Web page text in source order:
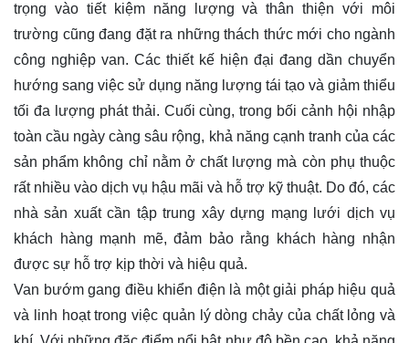
trọng vào tiết kiệm năng lượng và thân thiện với môi
trường cũng đang đặt ra những thách thức mới cho ngành
công nghiệp van. Các thiết kế hiện đại đang dần chuyển
hướng sang việc sử dụng năng lượng tái tạo và giảm thiểu
tối đa lượng phát thải. Cuối cùng, trong bối cảnh hội nhập
toàn cầu ngày càng sâu rộng, khả năng cạnh tranh của các
sản phẩm không chỉ nằm ở chất lượng mà còn phụ thuộc
rất nhiều vào dịch vụ hậu mãi và hỗ trợ kỹ thuật. Do đó, các
nhà sản xuất cần tập trung xây dựng mạng lưới dịch vụ
khách hàng mạnh mẽ, đảm bảo rằng khách hàng nhận
được sự hỗ trợ kịp thời và hiệu quả.
Van bướm gang điều khiển điện là một giải pháp hiệu quả
và linh hoạt trong việc quản lý dòng chảy của chất lỏng và